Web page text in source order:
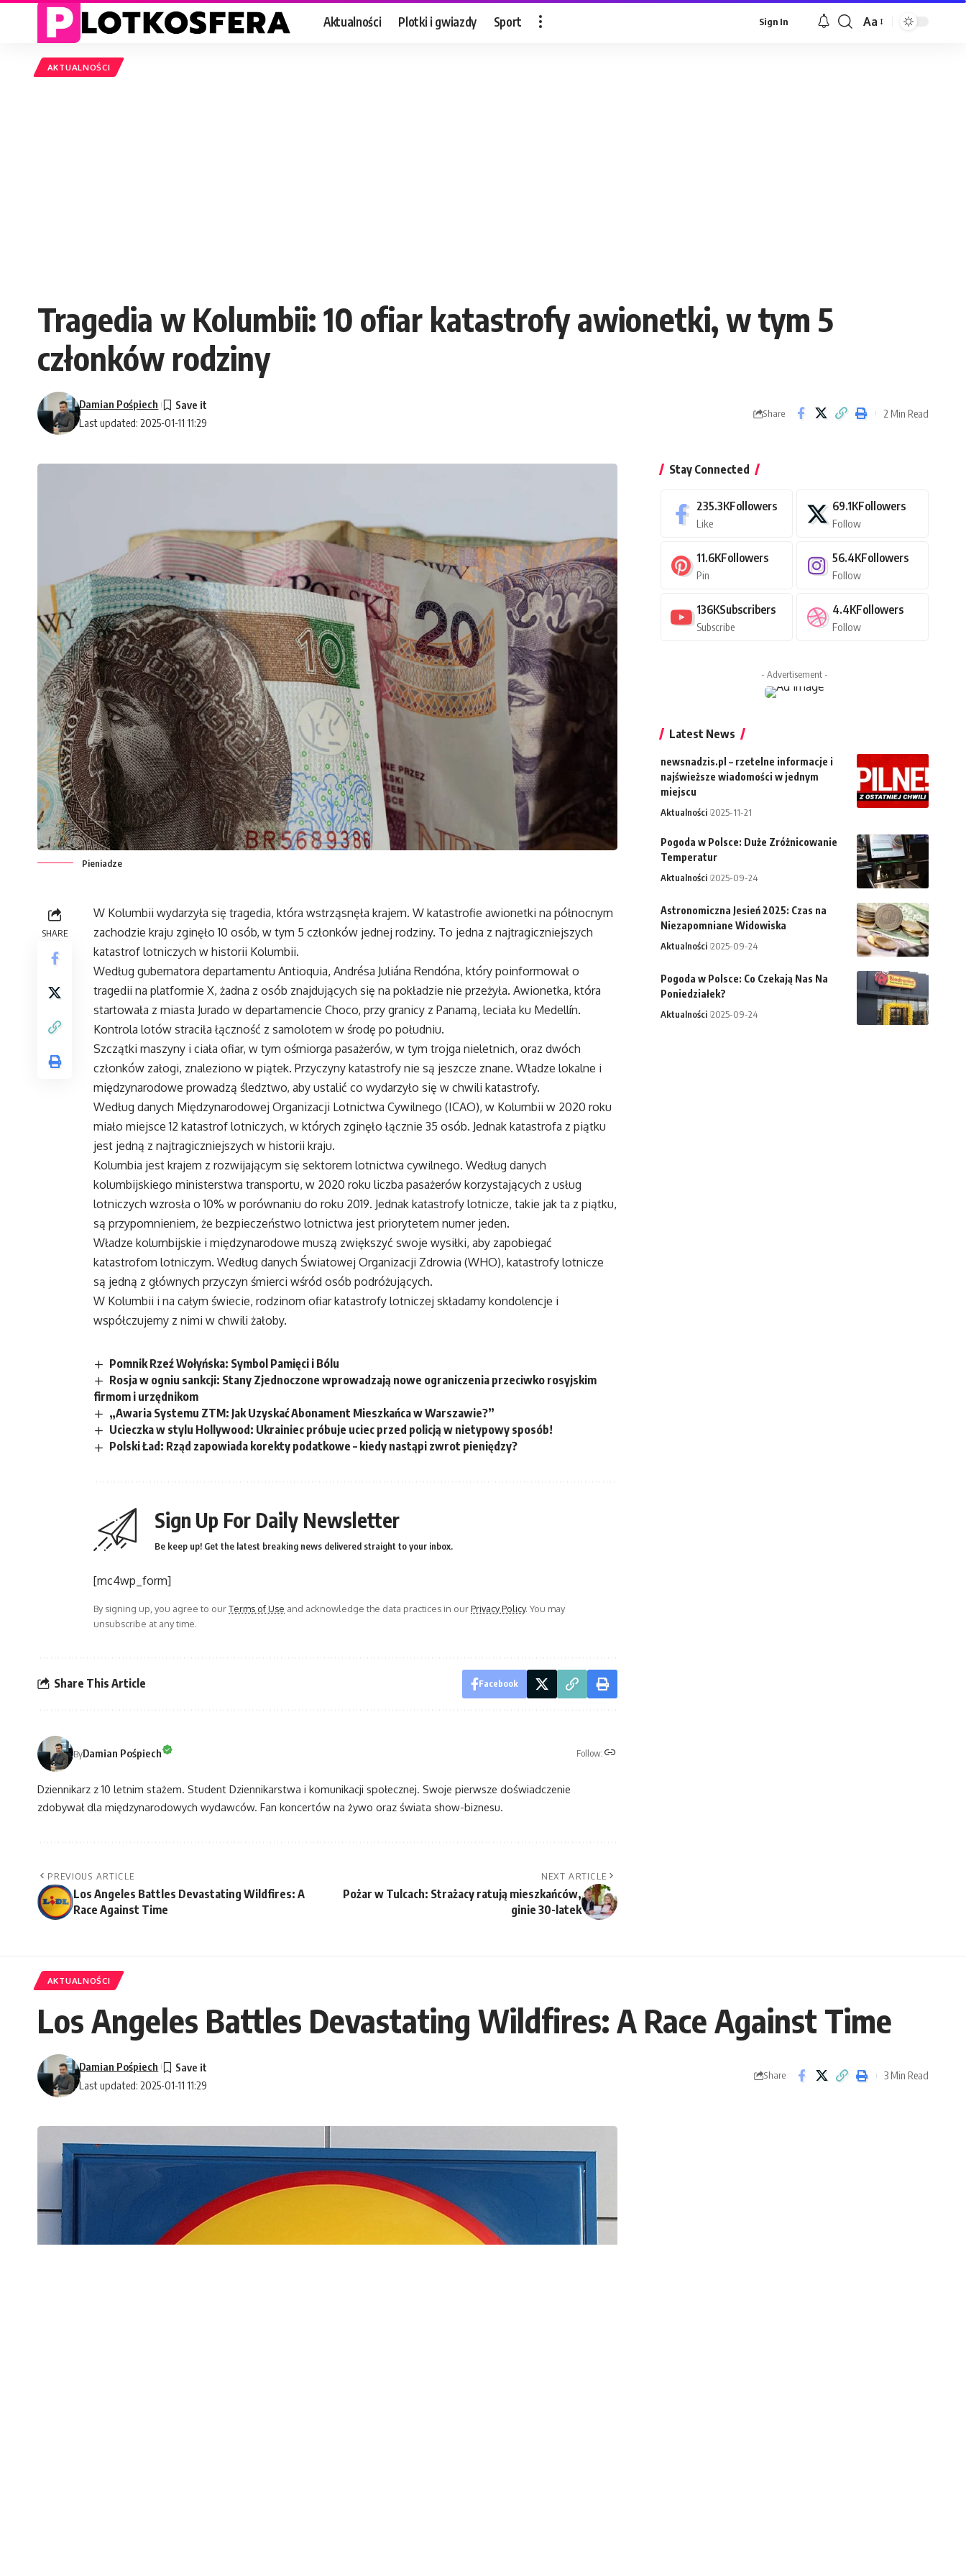
Aktualności Plotki i gwiazdy Sport Sign In
Font
Aa
AKTUALNOŚCI
Tragedia w Kolumbii: 10 ofiar katastrofy awionetki, w tym 5
członków rodziny
Last updated: 2025-01-11 11:29
Damian Pośpiech
Share 2 Min Read
Pieniadze
SHARE
W Kolumbii wydarzyła się tragedia, która wstrząsnęła krajem. W katastrofie awionetki na północnym
zachodzie kraju zginęło 10 osób, w tym 5 członków jednej rodziny. To jedna z najtragiczniejszych
katastrof lotniczych w historii Kolumbii.
Według gubernatora departamentu Antioquia, Andrésa Juliána Rendóna, który poinformował o
tragedii na platformie X, żadna z osób znajdujących się na pokładzie nie przeżyła. Awionetka, która
startowała z miasta Jurado w departamencie Choco, przy granicy z Panamą, leciała ku Medellín.
Kontrola lotów straciła łączność z samolotem w środę po południu.
Szczątki maszyny i ciała ofiar, w tym ośmiorga pasażerów, w tym trojga nieletnich, oraz dwóch
członków załogi, znaleziono w piątek. Przyczyny katastrofy nie są jeszcze znane. Władze lokalne i
międzynarodowe prowadzą śledztwo, aby ustalić co wydarzyło się w chwili katastrofy.
Według danych Międzynarodowej Organizacji Lotnictwa Cywilnego (ICAO), w Kolumbii w 2020 roku
miało miejsce 12 katastrof lotniczych, w których zginęło łącznie 35 osób. Jednak katastrofa z piątku
jest jedną z najtragiczniejszych w historii kraju.
Kolumbia jest krajem z rozwijającym się sektorem lotnictwa cywilnego. Według danych
kolumbijskiego ministerstwa transportu, w 2020 roku liczba pasażerów korzystających z usług
lotniczych wzrosła o 10% w porównaniu do roku 2019. Jednak katastrofy lotnicze, takie jak ta z piątku,
są przypomnieniem, że bezpieczeństwo lotnictwa jest priorytetem numer jeden.
Władze kolumbijskie i międzynarodowe muszą zwiększyć swoje wysiłki, aby zapobiegać
katastrofom lotniczym. Według danych Światowej Organizacji Zdrowia (WHO), katastrofy lotnicze
są jedną z głównych przyczyn śmierci wśród osób podróżujących.
W Kolumbii i na całym świecie, rodzinom ofiar katastrofy lotniczej składamy kondolencje i
współczujemy z nimi w chwili żałoby.
Pomnik Rzeź Wołyńska: Symbol Pamięci i Bólu
Rosja w ogniu sankcji: Stany Zjednoczone wprowadzają nowe ograniczenia przeciwko rosyjskim
firmom i urzędnikom
„Awaria Systemu ZTM: Jak Uzyskać Abonament Mieszkańca w Warszawie?”
Ucieczka w stylu Hollywood: Ukrainiec próbuje uciec przed policją w nietypowy sposób!
Polski Ład: Rząd zapowiada korekty podatkowe – kiedy nastąpi zwrot pieniędzy?
Sign Up For Daily Newsletter
Be keep up! Get the latest breaking news delivered straight to your inbox.
[mc4wp_form]
By signing up, you agree to ourTerms of Use and acknowledge the data practices in ourPrivacy Policy. You may
unsubscribe at any time.
Share This Article Facebook
ByDamian Pośpiech Follow:
Dziennikarz z 10 letnim stażem. Student Dziennikarstwa i komunikacji społecznej. Swoje pierwsze doświadczenie
zdobywał dla międzynarodowych wydawców. Fan koncertów na żywo oraz świata show-biznesu.
PREVIOUS ARTICLE
Los Angeles Battles Devastating Wildfires: A
Race Against Time
NEXT ARTICLE
Pożar w Tulcach: Strażacy ratują mieszkańców,
ginie 30-latek
Stay Connected
235.3KFollowers
Like
69.1KFollowers
Follow
11.6KFollowers
Pin
56.4KFollowers
Follow
136KSubscribers
Subscribe
4.4KFollowers
Follow
- Advertisement -
Latest News
newsnadzis.pl – rzetelne informacje i
najświeższe wiadomości w jednym
miejscu
Aktualności 2025-11-21
Pogoda w Polsce: Duże Zróżnicowanie
Temperatur
Aktualności 2025-09-24
Astronomiczna Jesień 2025: Czas na
Niezapomniane Widowiska
Aktualności 2025-09-24
Pogoda w Polsce: Co Czekają Nas Na
Poniedziałek?
Aktualności 2025-09-24
AKTUALNOŚCI
Los Angeles Battles Devastating Wildfires: A Race Against Time
Last updated: 2025-01-11 11:29
Damian Pośpiech
Share 3 Min Read